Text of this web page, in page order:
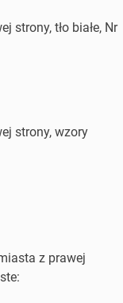
strony, tło białe, Nr
strony, wzory
z prawej